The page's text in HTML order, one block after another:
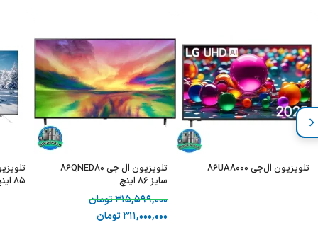
تلویزیون ال‌جی 86UA8000
تلویزیون ال جی 86QNED80
سایز 86 اینچ
315,599,000تومان
311,000,000تومان
85 اینچ - hisense 85u7we